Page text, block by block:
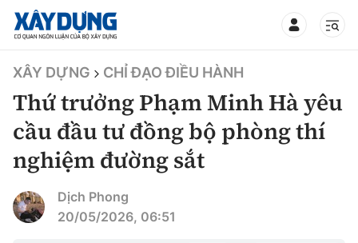
TIN BỘ XÂY DỰNG
CHUYÊN MỤC
Mới nhất
XÂY DỰNG CHỈ ĐẠO ĐIỀU HÀNH
Thứ trưởng Phạm Minh Hà yêu
cầu đầu tư đồng bộ phòng thí
nghiệm đường sắt
Dịch Phong
20/05/2026, 06:51